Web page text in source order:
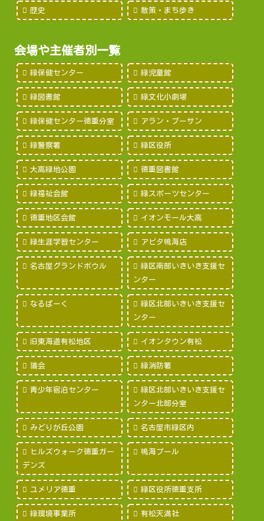
歴史 散策・まち歩き
会場や主催者別一覧
緑保健センター 緑児童館
緑図書館 緑文化小劇場
緑保健センター徳重分室 アラン・プーサン
緑警察署 緑区役所
大高緑地公園 徳重図書館
緑福祉会館 緑スポーツセンター
徳重地区会館 イオンモール大高
緑生涯学習センター アピタ鳴海店
名古屋グランドボウル
緑区南部いきいき支援セ
ンター
なるぱーく
緑区北部いきいき支援セ
ンター
旧東海道有松地区 イオンタウン有松
議会 緑消防署
青少年宿泊センター
緑区北部いきいき支援セ
ンター北部分室
みどりが丘公園 名古屋市緑区内
ヒルズウォーク徳重ガー
デンズ
鳴海プール
ユメリア徳重 緑区役所徳重支所
緑環境事業所 有松天満社